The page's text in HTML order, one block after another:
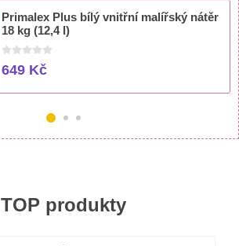
Primalex Plus bílý vnitřní malířský nátěr
18 kg (12,4 l)
649 Kč
TOP produkty